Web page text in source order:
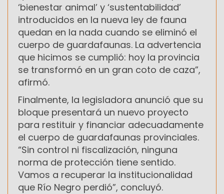
‘bienestar animal’ y ‘sustentabilidad’
introducidos en la nueva ley de fauna
quedan en la nada cuando se eliminó el
cuerpo de guardafaunas. La advertencia
que hicimos se cumplió: hoy la provincia
se transformó en un gran coto de caza”,
afirmó.
Finalmente, la legisladora anunció que su
bloque presentará un nuevo proyecto
para restituir y financiar adecuadamente
el cuerpo de guardafaunas provinciales.
“Sin control ni fiscalización, ninguna
norma de protección tiene sentido.
Vamos a recuperar la institucionalidad
que Río Negro perdió”, concluyó.